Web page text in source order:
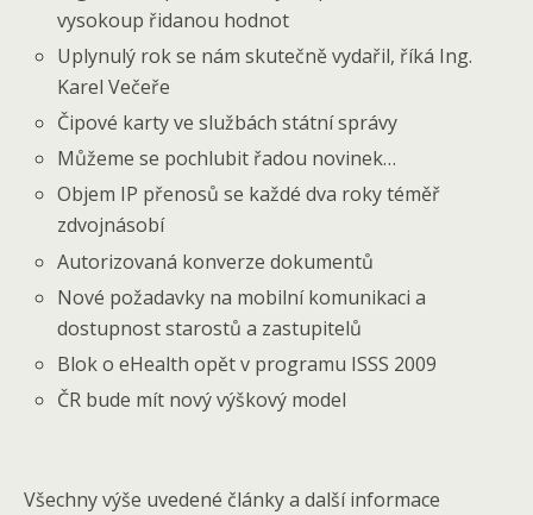
vysokoup řidanou hodnot
Uplynulý rok se nám skutečně vydařil, říká Ing.
Karel Večeře
Čipové karty ve službách státní správy
Můžeme se pochlubit řadou novinek…
Objem IP přenosů se každé dva roky téměř
zdvojnásobí
Autorizovaná konverze dokumentů
Nové požadavky na mobilní komunikaci a
dostupnost starostů a zastupitelů
Blok o eHealth opět v programu ISSS 2009
ČR bude mít nový výškový model
Všechny výše uvedené články a další informace